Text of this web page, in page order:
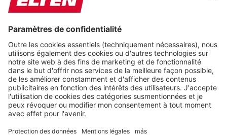
ARRÊTER LES ANIMATIONS
Réinitialiser les paramètres